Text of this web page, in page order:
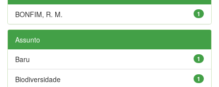
1
BONFIM, R. M.
Assunto
1
Baru
1
Biodiversidade